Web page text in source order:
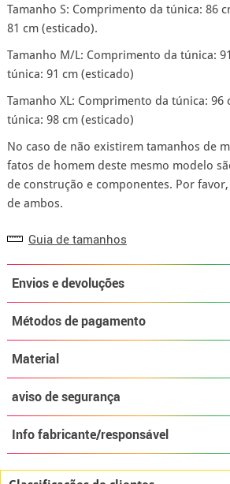
Tamanho S: Comprimento da túnica: 86
81 cm (esticado).
Tamanho M/L: Comprimento da túnica:
túnica: 91 cm (esticado)
Tamanho XL: Comprimento da túnica: 96
túnica: 98 cm (esticado)
No caso de não existirem tamanhos de
fatos de homem deste mesmo modelo
de construção e componentes. Por
de ambos.
Guia de tamanhos
Envios e devoluções
Métodos de pagamento
Material
aviso de segurança
Info fabricante/responsável